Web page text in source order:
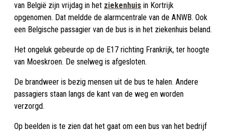
van België zijn vrijdag in het ziekenhuis in Kortrijk
opgenomen. Dat meldde de alarmcentrale van de ANWB. Ook
een Belgische passagier van de bus is in het ziekenhuis beland.
Het ongeluk gebeurde op de E17 richting Frankrijk, ter hoogte
van Moeskroen. De snelweg is afgesloten.
De brandweer is bezig mensen uit de bus te halen. Andere
passagiers staan langs de kant van de weg en worden
verzorgd.
Op beelden is te zien dat het gaat om een bus van het bedrijf